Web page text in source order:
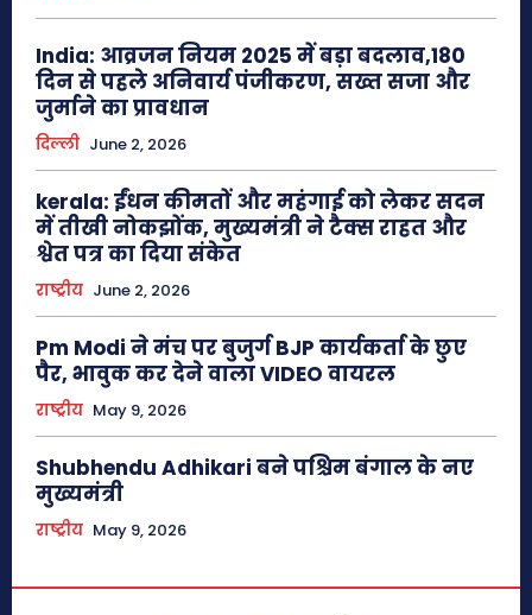
India: आव्रजन नियम 2025 में बड़ा बदलाव,180
दिन से पहले अनिवार्य पंजीकरण, सख्त सजा और
जुर्माने का प्रावधान
दिल्ली June 2, 2026
kerala: ईंधन कीमतों और महंगाई को लेकर सदन
में तीखी नोकझोंक, मुख्यमंत्री ने टैक्स राहत और
श्वेत पत्र का दिया संकेत
राष्ट्रीय June 2, 2026
Pm Modi ने मंच पर बुजुर्ग BJP कार्यकर्ता के छुए
पैर, भावुक कर देने वाला VIDEO वायरल
राष्ट्रीय May 9, 2026
Shubhendu Adhikari बने पश्चिम बंगाल के नए
मुख्यमंत्री
राष्ट्रीय May 9, 2026